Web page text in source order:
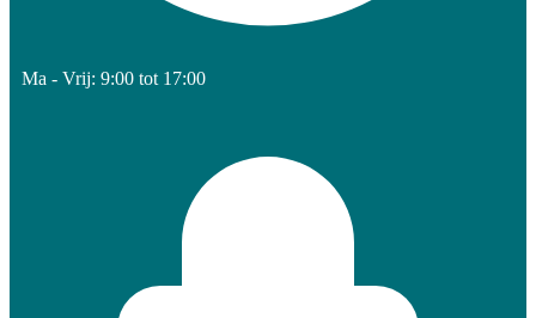
Ma - Vrij: 9:00 tot 17:00